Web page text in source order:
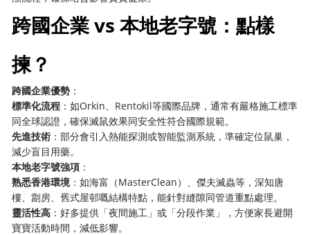
跨國企業 vs 本地老字號：點樣
揀？
跨國企業優勢 ：
標準化流程 ：如Orkin、Rentokil等國際品牌，通常有嚴格施工標準
同全球認證，確保滅鼠效果同安全性符合國際規範。
先進技術 ：部分會引入熱能探測或智能監測系統，準確定位鼠巢，
減少盲目用藥。
本地老字號強項 ：
熟悉香港環境：如海富（MasterClean）、傑夫滅蟲等，深知唐
樓、劏房、舊式屋邨嘅結構特點，能針對縫隙同管道重點處理。
靈活性高 ：好多提供「夜間施工」或「分段作業」，方便家長避開
寶寶活動時間，減低影響。